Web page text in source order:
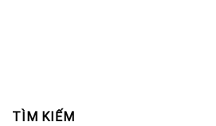
TÌM KIẾM